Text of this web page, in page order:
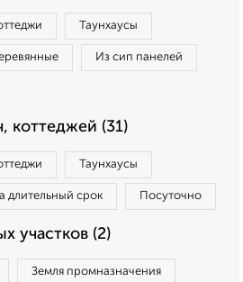
Таунхаусы
Из сип панелей
коттеджей (31)
Таунхаусы
длительный срок Посуточно
участков (2)
Земля промназначения